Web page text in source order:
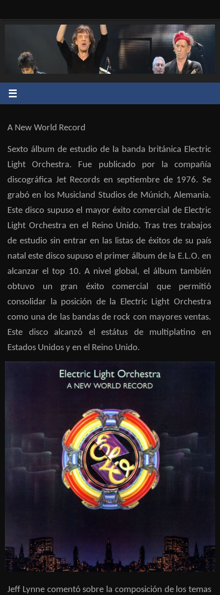
contenido
A New World Record
Sexto álbum de estudio de la banda británica Electric
Light Orchestra. Fue publicado por la compañía
discográfica Jet Records en septiembre de 1976. Se
grabó en los Musicland Studios de Múnich, Alemania.
Este disco supuso el mayor éxito comercial de Electric
Light Orchestra en el Reino Unido. Tras tres trabajos
de estudio sin entrar en las listas de éxitos de su país
natal este disco supuso el primer álbum de la E.L.O. en
alcanzar el top 10. A nivel global, el álbum también
obtuvo un gran éxito comercial que permitió
consolidar la posición de la Electric Light Orchestra
como una de las bandas de rock con mayores ventas.
Este disco alcanzó el estátus de multiplatino en
Estados Unidos y en el Reino Unido.
Jeff Lynne comentó sobre la composición de los temas